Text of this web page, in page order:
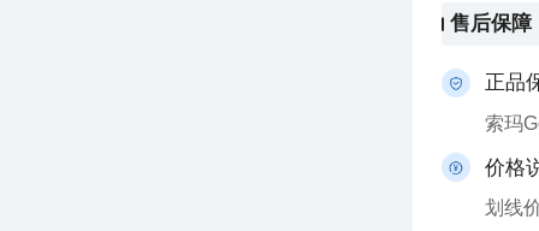
售后保障
正品
索玛
价格